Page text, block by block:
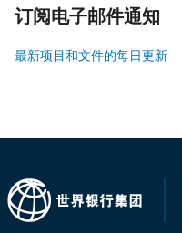
订阅电子邮件通知
最新项目和文件的每日更新